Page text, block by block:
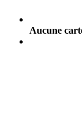
Aucune